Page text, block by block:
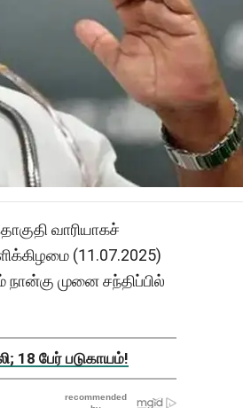
வாரியாகச்
(11.07.2025)
நான்கு முனை சந்திப்பில்
18 பேர் படுகாயம்!